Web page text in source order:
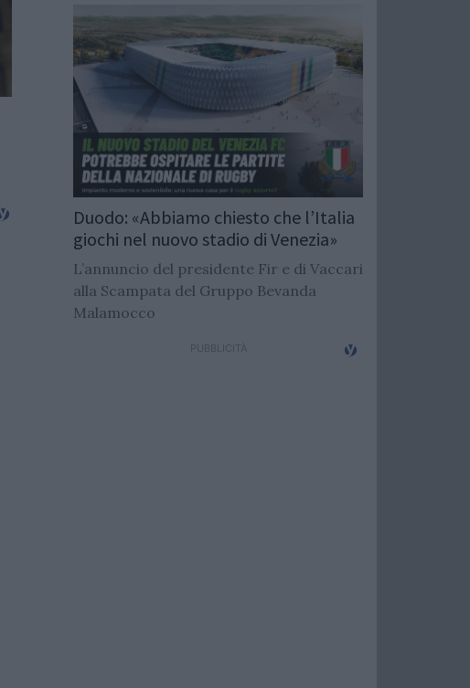
Duodo: «Abbiamo chiesto che l’Italia
giochi nel nuovo stadio di Venezia»
L’annuncio del presidente Fir e di Vaccari
alla Scampata del Gruppo Bevanda
Malamocco